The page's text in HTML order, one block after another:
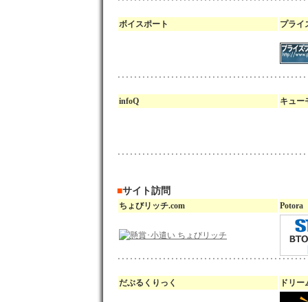
ボイスポート プライ
infoQ キュー
■サイト訪問
ちょびリッチ.com Potora
だぶるくりっく ドリ